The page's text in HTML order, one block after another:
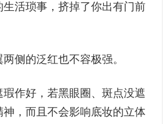
活琐事，挤掉了你出有门前
侧的泛红也不容极强。
作好，若黑眼圈、斑点没遮
，而且不会影响底妆的立体